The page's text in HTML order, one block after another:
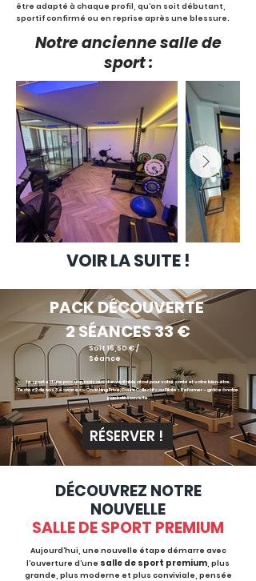
être adapté à chaque profil, qu’on soit débutant,
sportif confirmé ou en reprise après une blessure.
Notre ancienne salle de
sport :
VOIR LA SUITE !
PACKDÉCOUVERTE
2 SÉANCES 33 €
Soit 16,50 € /
Séance
Le sport est une passion, mais aussi un véritable atout pour votre santé et votre bien-être.
Testez 2 de nos 3 espaces – Coaching Privé, Cours Collectifs ou Pilates Reformer – grâce à notre
pack découverte .
RÉSERVER !
DÉCOUVREZ NOTRE
NOUVELLE
SALLE DE SPORT PREMIUM
Aujourd’hui, une nouvelle étape démarre avec
l’ouverture d’une salle de sport premium , plus
grande, plus moderne et plus conviviale, pensée